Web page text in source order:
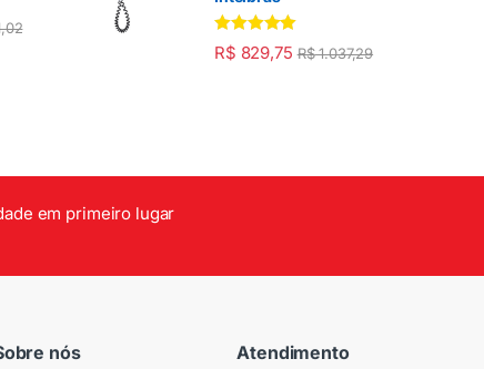
Avaliação
5.00 de 5
R$ 829,75 R$1.037,29
em primeiro lugar
nós Atendimento